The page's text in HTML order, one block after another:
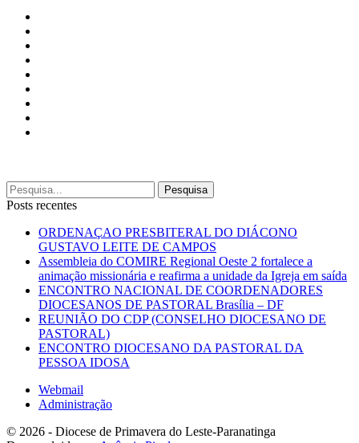
Posts recentes
ORDENAÇAO PRESBITERAL DO DIÁCONO
GUSTAVO LEITE DE CAMPOS
Assembleia do COMIRE Regional Oeste 2 fortalece a
animação missionária e reafirma a unidade da Igreja em saída
ENCONTRO NACIONAL DE COORDENADORES
DIOCESANOS DE PASTORAL Brasília – DF
REUNIÃO DO CDP (CONSELHO DIOCESANO DE
PASTORAL)
ENCONTRO DIOCESANO DA PASTORAL DA
PESSOA IDOSA
Webmail
Administração
© 2026 - Diocese de Primavera do Leste-Paranatinga